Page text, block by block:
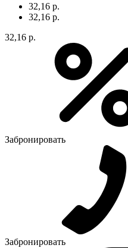
32,16 р.
32,16 р.
32,16 р.
Забронировать
Забронировать